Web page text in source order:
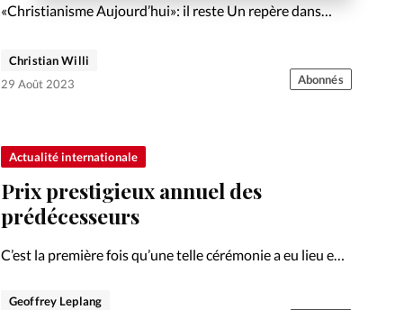
«Christianisme Aujourd’hui»: il reste Un repère dans
Christian Willi
29 Août 2023
Abonnés
Actualité internationale
Prix prestigieux annuel des
prédécesseurs
C’est la première fois qu’une telle cérémonie a eu lieu en
Geoffrey Leplang